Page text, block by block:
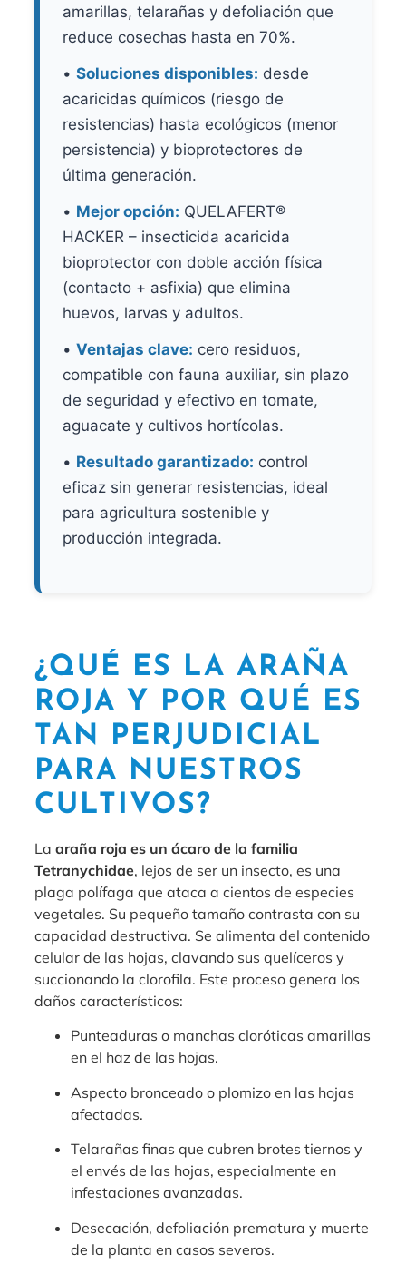
amarillas, telarañas y defoliación que
reduce cosechas hasta en 70%.
• Soluciones disponibles: desde
acaricidas químicos (riesgo de
resistencias) hasta ecológicos (menor
persistencia) y bioprotectores de
última generación.
• Mejor opción: QUELAFERT®
HACKER – insecticida acaricida
bioprotector con doble acción física
(contacto + asfixia) que elimina
huevos, larvas y adultos.
• Ventajas clave: cero residuos,
compatible con fauna auxiliar, sin plazo
de seguridad y efectivo en tomate,
aguacate y cultivos hortícolas.
• Resultado garantizado: control
eficaz sin generar resistencias, ideal
para agricultura sostenible y
producción integrada.
¿QUÉ ES LA ARAÑA
ROJA Y POR QUÉ ES
TAN PERJUDICIAL
PARA NUESTROS
CULTIVOS?
La araña roja es un ácaro de la familia
Tetranychidae, lejos de ser un insecto, es una
plaga polífaga que ataca a cientos de especies
vegetales. Su pequeño tamaño contrasta con su
capacidad destructiva. Se alimenta del contenido
celular de las hojas, clavando sus quelíceros y
succionando la clorofila. Este proceso genera los
daños característicos:
Punteaduras o manchas cloróticas amarillas
en el haz de las hojas.
Aspecto bronceado o plomizo en las hojas
afectadas.
Telarañas finas que cubren brotes tiernos y
el envés de las hojas, especialmente en
infestaciones avanzadas.
Desecación, defoliación prematura y muerte
de la planta en casos severos.